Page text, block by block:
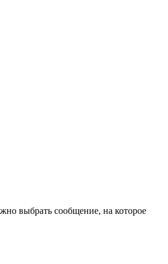
выбрать сообщение, на которое